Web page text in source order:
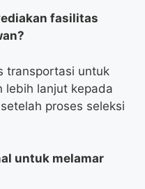
fasilitas
transportasi untuk
lebih lanjut kepada
proses seleksi
untuk melamar